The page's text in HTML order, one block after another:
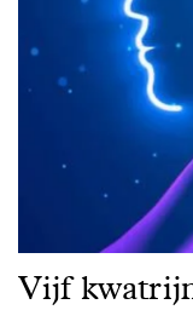
Vijf